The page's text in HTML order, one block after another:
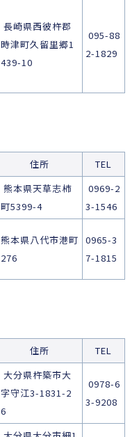
長崎県西彼杵郡
時津町久留里郷1
439-10
095-88
2-1829
住所
TEL
熊本県天草志柿
町5399-4
0969-2
3-1546
熊本県八代市港町
276
0965-3
7-1815
住所
TEL
大分県杵築市大
字守江3-1831-2
6
0978-6
3-9208